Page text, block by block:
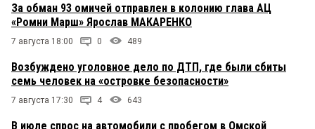
За обман 93 омичей отправлен в колонию глава АЦ
«Ромни Марш» Ярослав МАКАРЕНКО
7 августа 18:00 0 489
Возбуждено уголовное дело по ДТП, где были сбиты
семь человек на «островке безопасности»
7 августа 17:30 4 643
В июле спрос на автомобили с пробегом в Омской